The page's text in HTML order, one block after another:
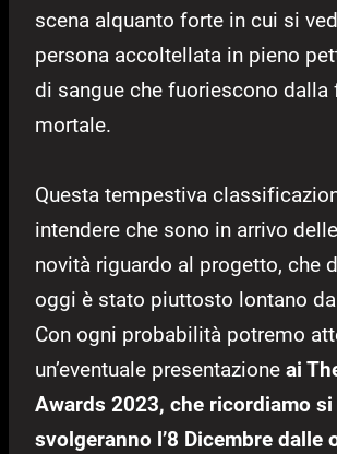
scena alquanto forte in cui si
persona accoltellata in pieno
di sangue che fuoriescono dalla
mortale.
Questa tempestiva
intendere che sono in arrivo
novità riguardo al progetto, che
oggi è stato piuttosto lontano
Con ogni probabilità potremo
un’eventuale presentazione ai
Awards 2023, che ricordiamo si
svolgeranno l’8 Dicembre dalle